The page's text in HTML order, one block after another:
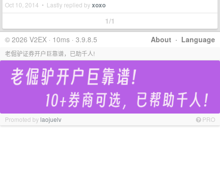
Oct 10, 2014 • Lastly replied byxoxo
1/1
About · Language
© 2026 V2EX · 10ms · 3.9.8.5
老倔驴证券开户巨靠谱，已助千人!
Promoted bylaojuelv PRO